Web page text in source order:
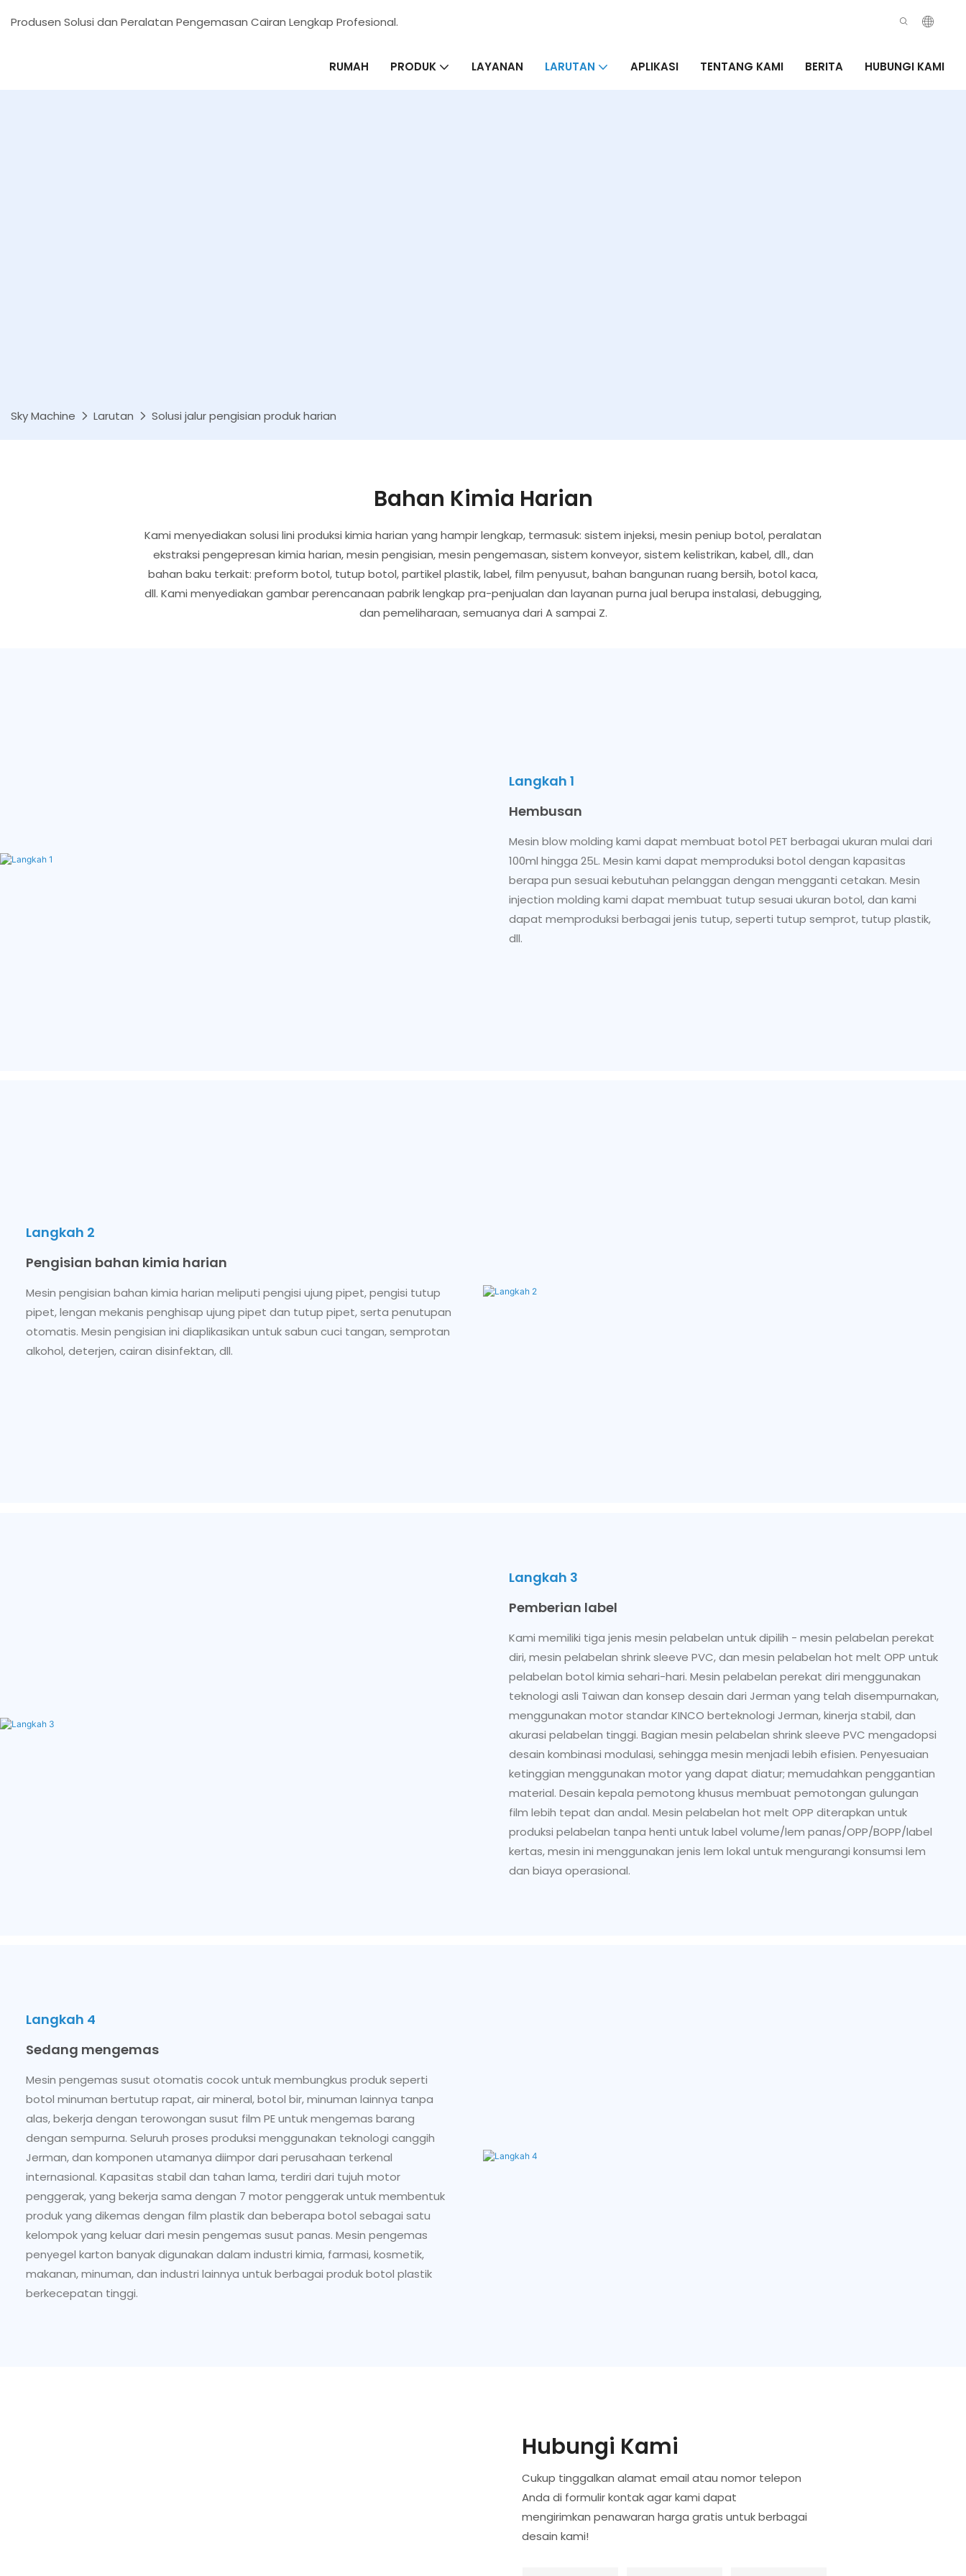
Produsen Solusi dan Peralatan Pengemasan Cairan Lengkap Profesional.
RUMAH PRODUK LAYANAN LARUTAN APLIKASI TENTANG KAMI BERITA HUBUNGI KAMI
Sky Machine Larutan Solusi jalur pengisian produk harian
Bahan Kimia Harian
Kami menyediakan solusi lini produksi kimia harian yang hampir lengkap, termasuk: sistem injeksi, mesin peniup botol, peralatan
ekstraksi pengepresan kimia harian, mesin pengisian, mesin pengemasan, sistem konveyor, sistem kelistrikan, kabel, dll., dan
bahan baku terkait: preform botol, tutup botol, partikel plastik, label, film penyusut, bahan bangunan ruang bersih, botol kaca,
dll. Kami menyediakan gambar perencanaan pabrik lengkap pra-penjualan dan layanan purna jual berupa instalasi, debugging,
dan pemeliharaan, semuanya dari A sampai Z.
Langkah 1
Hembusan
Mesin blow molding kami dapat membuat botol PET berbagai ukuran mulai dari
100ml hingga 25L. Mesin kami dapat memproduksi botol dengan kapasitas
berapa pun sesuai kebutuhan pelanggan dengan mengganti cetakan. Mesin
injection molding kami dapat membuat tutup sesuai ukuran botol, dan kami
dapat memproduksi berbagai jenis tutup, seperti tutup semprot, tutup plastik,
dll.
Langkah 2
Pengisian bahan kimia harian
Mesin pengisian bahan kimia harian meliputi pengisi ujung pipet, pengisi tutup
pipet, lengan mekanis penghisap ujung pipet dan tutup pipet, serta penutupan
otomatis. Mesin pengisian ini diaplikasikan untuk sabun cuci tangan, semprotan
alkohol, deterjen, cairan disinfektan, dll.
Langkah 3
Pemberian label
Kami memiliki tiga jenis mesin pelabelan untuk dipilih - mesin pelabelan perekat
diri, mesin pelabelan shrink sleeve PVC, dan mesin pelabelan hot melt OPP untuk
pelabelan botol kimia sehari-hari. Mesin pelabelan perekat diri menggunakan
teknologi asli Taiwan dan konsep desain dari Jerman yang telah disempurnakan,
menggunakan motor standar KINCO berteknologi Jerman, kinerja stabil, dan
akurasi pelabelan tinggi. Bagian mesin pelabelan shrink sleeve PVC mengadopsi
desain kombinasi modulasi, sehingga mesin menjadi lebih efisien. Penyesuaian
ketinggian menggunakan motor yang dapat diatur; memudahkan penggantian
material. Desain kepala pemotong khusus membuat pemotongan gulungan
film lebih tepat dan andal. Mesin pelabelan hot melt OPP diterapkan untuk
produksi pelabelan tanpa henti untuk label volume/lem panas/OPP/BOPP/label
kertas, mesin ini menggunakan jenis lem lokal untuk mengurangi konsumsi lem
dan biaya operasional.
Langkah 4
Sedang mengemas
Mesin pengemas susut otomatis cocok untuk membungkus produk seperti
botol minuman bertutup rapat, air mineral, botol bir, minuman lainnya tanpa
alas, bekerja dengan terowongan susut film PE untuk mengemas barang
dengan sempurna. Seluruh proses produksi menggunakan teknologi canggih
Jerman, dan komponen utamanya diimpor dari perusahaan terkenal
internasional. Kapasitas stabil dan tahan lama, terdiri dari tujuh motor
penggerak, yang bekerja sama dengan 7 motor penggerak untuk membentuk
produk yang dikemas dengan film plastik dan beberapa botol sebagai satu
kelompok yang keluar dari mesin pengemas susut panas. Mesin pengemas
penyegel karton banyak digunakan dalam industri kimia, farmasi, kosmetik,
makanan, minuman, dan industri lainnya untuk berbagai produk botol plastik
berkecepatan tinggi.
Hubungi Kami
Cukup tinggalkan alamat email atau nomor telepon
Anda di formulir kontak agar kami dapat
mengirimkan penawaran harga gratis untuk berbagai
desain kami!